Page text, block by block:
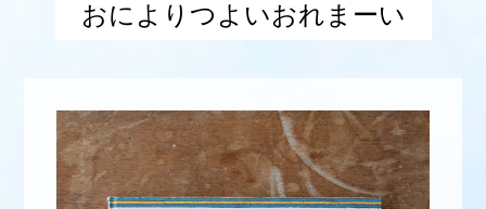
おによりつよいおれまーい